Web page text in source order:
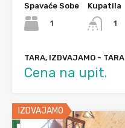
Spavaće Sobe
1
Kupatila
1
TARA, IZDVAJAMO -
Cena na upit.
IZDVAJAMO